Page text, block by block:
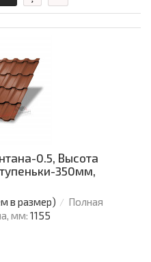
0.5, Высота
350мм,
в размер)
Полная
мм: 1155